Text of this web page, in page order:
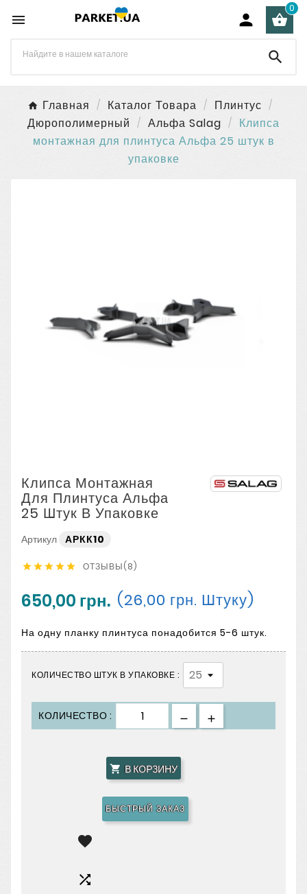
  
0

Главная Каталог Товара
Плинтус
Дюрополимерный
Альфа Salag
Клипса
монтажная для плинтуса Альфа 25 штук в
упаковке
Клипса Монтажная
Для Плинтуса Альфа
25 Штук В Упаковке
Артикул АРКК10
     ОТЗЫВЫ(8)
650,00 грн. (26,00 грн. Штуку)
На одну планку плинтуса понадобится 5-6 штук.
КОЛИЧЕСТВО ШТУК В УПАКОВКЕ :
КОЛИЧЕСТВО :
 В КОРЗИНУ
БЫСТРЫЙ ЗАКАЗ

